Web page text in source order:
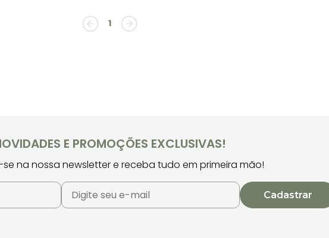
1
E PROMOÇÕES EXCLUSIVAS!
na nossa newsletter e receba tudo em primeira mão!
Cadastrar